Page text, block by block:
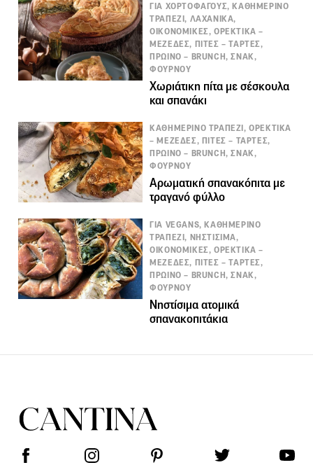
ΓΙΑ ΧΟΡΤΟΦΑΓΟΥΣ, ΚΑΘΗΜΕΡΙΝΟ
ΤΡΑΠΕΖΙ, ΛΑΧΑΝΙΚΑ,
ΟΙΚΟΝΟΜΙΚΕΣ, ΟΡΕΚΤΙΚΑ –
ΜΕΖΕΔΕΣ, ΠΙΤΕΣ – ΤΑΡΤΕΣ,
ΠΡΩΙΝΟ – BRUNCH, ΣΝΑΚ,
ΦΟΥΡΝΟΥ
Χωριάτικη πίτα με σέσκουλα
και σπανάκι
ΚΑΘΗΜΕΡΙΝΟ ΤΡΑΠΕΖΙ, ΟΡΕΚΤΙΚΑ
– ΜΕΖΕΔΕΣ, ΠΙΤΕΣ – ΤΑΡΤΕΣ,
ΠΡΩΙΝΟ – BRUNCH, ΣΝΑΚ,
ΦΟΥΡΝΟΥ
Αρωματική σπανακόπιτα με
τραγανό φύλλο
ΓΙΑ VEGANS, ΚΑΘΗΜΕΡΙΝΟ
ΤΡΑΠΕΖΙ, ΝΗΣΤΙΣΙΜΑ,
ΟΙΚΟΝΟΜΙΚΕΣ, ΟΡΕΚΤΙΚΑ –
ΜΕΖΕΔΕΣ, ΠΙΤΕΣ – ΤΑΡΤΕΣ,
ΠΡΩΙΝΟ – BRUNCH, ΣΝΑΚ,
ΦΟΥΡΝΟΥ
Νηστίσιμα ατομικά
σπανακοπιτάκια